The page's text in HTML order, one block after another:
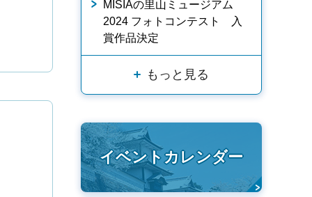
MISIAの里山ミュージアム
2024 フォトコンテスト 入
賞作品決定
もっと見る
イベントカレンダー